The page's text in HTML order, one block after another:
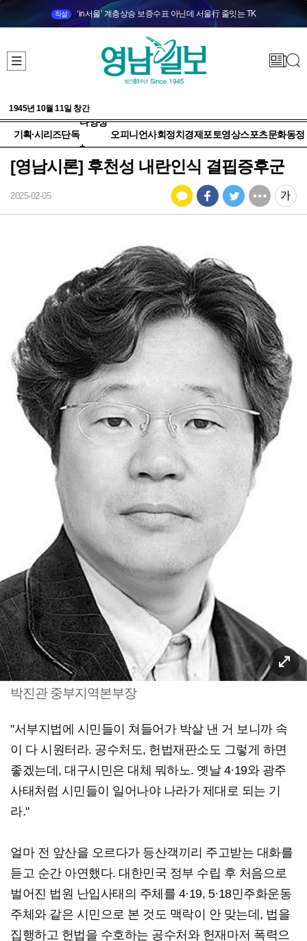
직설 ‘in서울’ 계층상승 보증수표 아닌데 서울行 줄잇는 TK
1945년 10월 11일 창간
기획·시리즈단독
다양성
+
오피니언사회정치 경제 포토영상스포츠문화동정
[영남시론] 후천성 내란인식 결핍증후군
2025-02-05
박진관 중부지역본부장
"서부지법에 시민들이 쳐들어가 박살 낸 거 보니까 속
이 다 시원터라. 공수처도, 헌법재판소도 그렇게 하면
좋겠는데, 대구시민은 대체 뭐하노. 옛날 4·19와 광주
사태처럼 시민들이 일어나야 나라가 제대로 되는 기
라."
얼마 전 앞산을 오르다가 등산객끼리 주고받는 대화를
듣고 순간 아연했다. 대한민국 정부 수립 후 처음으로
벌어진 법원 난입사태의 주체를 4·19, 5·18민주화운동
주체와 같은 시민으로 본 것도 맥락이 안 맞는데, 법을
집행하고 헌법을 수호하는 공수처와 헌재마저 폭력으